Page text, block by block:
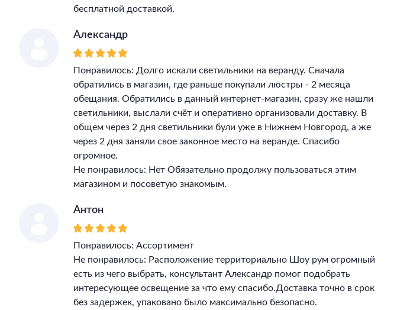
бесплатной доставкой.
Александр
Понравилось: Долго искали светильники на веранду. Сначала
обратились в магазин, где раньше покупали люстры - 2 месяца
обещания. Обратились в данный интернет-магазин, сразу же нашли
светильники, выслали счёт и оперативно организовали доставку. В
общем через 2 дня светильники були уже в Нижнем Новгород, а же
через 2 дня заняли свое законное место на веранде. Спасибо
огромное.
Не понравилось: Нет Обязательно продолжу пользоваться этим
магазином и посоветую знакомым.
Антон
Понравилось: Ассортимент
Не понравилось: Расположение территориально Шоу рум огромный
есть из чего выбрать, консультант Александр помог подобрать
интересующее освещение за что ему спасибо.Доставка точно в срок
без задержек, упаковано было максимально безопасно.